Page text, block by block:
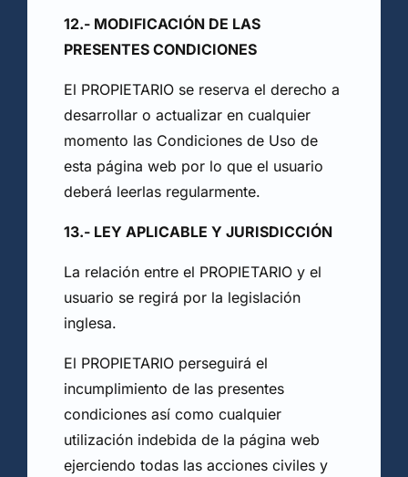
12.- MODIFICACIÓN DE LAS
PRESENTES CONDICIONES
El PROPIETARIO se reserva el derecho a
desarrollar o actualizar en cualquier
momento las Condiciones de Uso de
esta página web por lo que el usuario
deberá leerlas regularmente.
13.- LEY APLICABLE Y JURISDICCIÓN
La relación entre el PROPIETARIO y el
usuario se regirá por la legislación
inglesa.
El PROPIETARIO perseguirá el
incumplimiento de las presentes
condiciones así como cualquier
utilización indebida de la página web
ejerciendo todas las acciones civiles y